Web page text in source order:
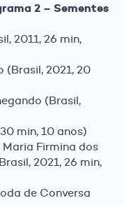
2 – Sementes
2011, 26 min,
(Brasil, 2021, 20
(Brasil,
min, 10 anos)
Maria Firmina dos
2021, 26 min,
de Conversa